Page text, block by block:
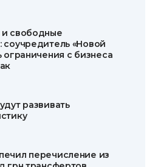
и свободные
«Новой
ограничения с бизнеса
развивать
перечисление из